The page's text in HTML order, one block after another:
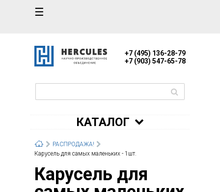
☰
+7 (495) 136-28-79
+7 (903) 547-65-78
КАТАЛОГ
РАСПРОДАЖА!
Карусель для самых маленьких - 1шт.
Карусель для